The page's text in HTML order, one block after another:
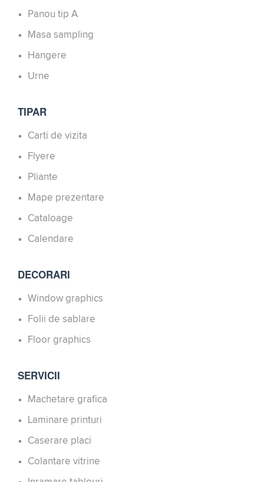
Panou tip A
Masa sampling
Hangere
Urne
TIPAR
Carti de vizita
Flyere
Pliante
Mape prezentare
Cataloage
Calendare
DECORARI
Window graphics
Folii de sablare
Floor graphics
SERVICII
Machetare grafica
Laminare printuri
Caserare placi
Colantare vitrine